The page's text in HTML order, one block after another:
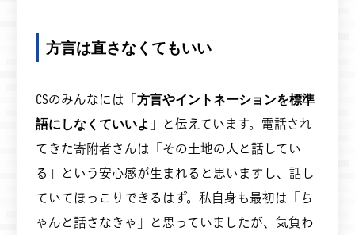
方言は直さなくてもいい
CSのみんなには「方言やイントネーションを標準
語にしなくていいよ 」と伝えています。電話され
てきた寄附者さんは「その土地の人と話してい
る」という安心感が生まれると思いますし、話し
ていてほっこりできるはず。私自身も最初は「ち
ゃんと話さなきゃ」と思っていましたが、気負わ